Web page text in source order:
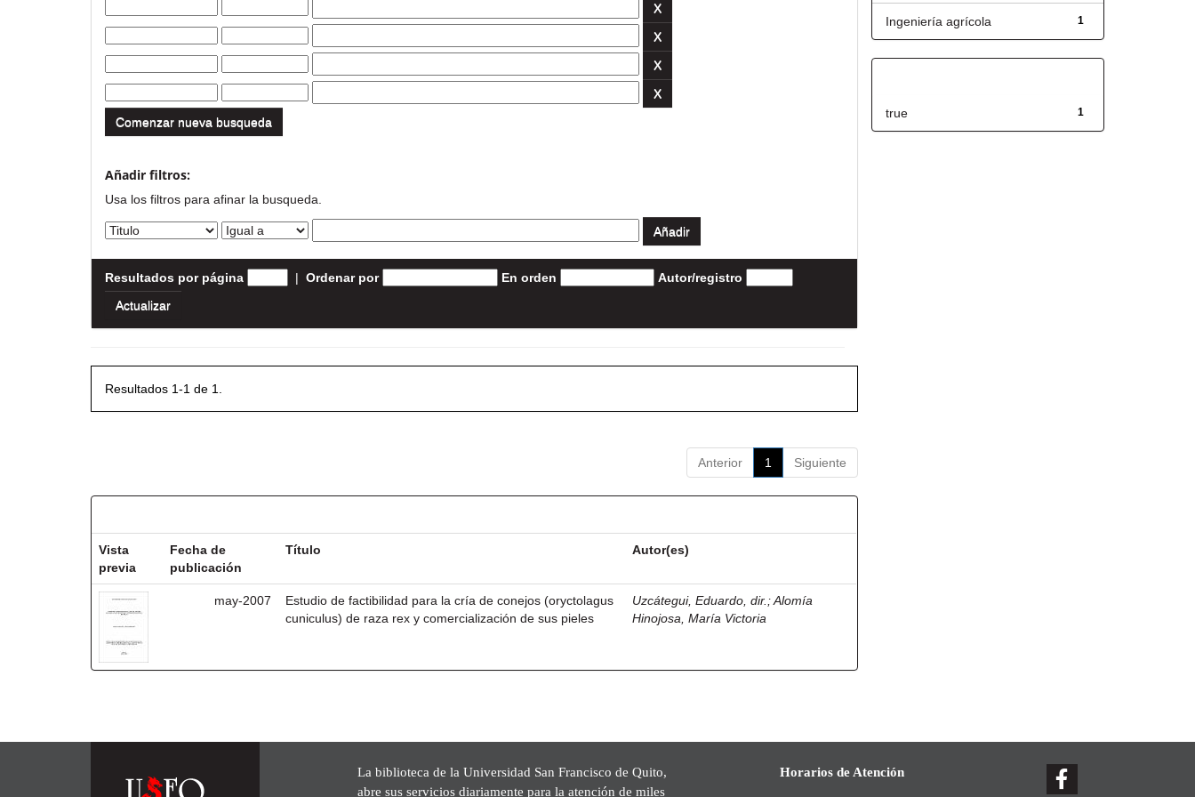
Comenzar nueva busqueda
Añadir filtros:
Usa los filtros para afinar la busqueda.
Resultados por página | Ordenar por En orden Autor/registro
Resultados 1-1 de 1.
Anterior 1 Siguiente
Vista
previa
Fecha de
publicación
Título Autor(es)
may-2007
Estudio de factibilidad para la cría de conejos (oryctolagus
cuniculus) de raza rex y comercialización de sus pieles
Uzcátegui, Eduardo, dir. ;Alomía
Hinojosa, María Victoria
1
Ingeniería agrícola
1
true
La biblioteca de la Universidad San Francisco de Quito,
abre sus servicios diariamente para la atención de miles
Horarios de Atención